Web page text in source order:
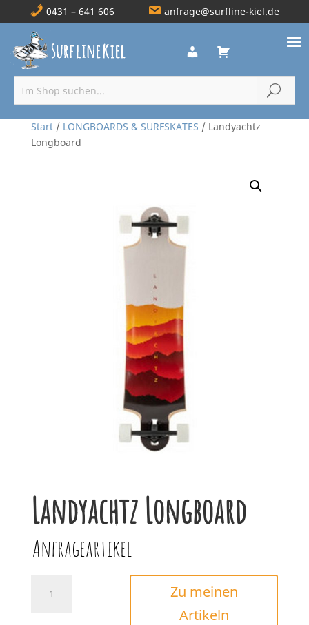
0431 – 641 606 anfrage@surfline-kiel.de
Start/ LONGBOARDS & SURFSKATES / Landyachtz
Longboard
Landyachtz Longboard
Anfrageartikel
Longboard
Zu meinen
Artikeln